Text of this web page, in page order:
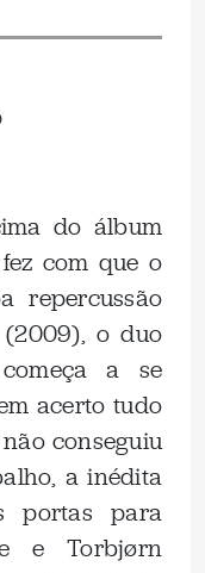
do álbum
com que o
repercussão
o duo
a se
acerto tudo
conseguiu
a inédita
para
e Torbjørn